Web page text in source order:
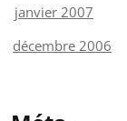
janvier 2007
décembre 2006